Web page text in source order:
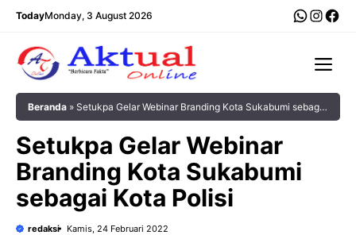
Langsung
TodayMonday, 3 August 2026
Beranda » Setukpa Gelar Webinar Branding Kota Sukabumi sebagai
Setukpa Gelar Webinar
Branding Kota Sukabumi
sebagai Kota Polisi
redaksi Kamis, 24 Februari 2022